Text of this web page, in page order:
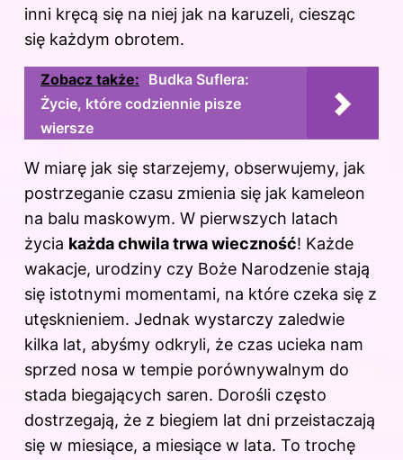
inni kręcą się na niej jak na karuzeli, ciesząc
się każdym obrotem.
Zobacz także: Budka Suflera:
Życie, które codziennie pisze
wiersze
W miarę jak się starzejemy, obserwujemy, jak
postrzeganie czasu zmienia się jak kameleon
na balu maskowym. W pierwszych latach
życia każda chwila trwa wieczność! Każde
wakacje, urodziny czy Boże Narodzenie stają
się istotnymi momentami, na które czeka się z
utęsknieniem. Jednak wystarczy zaledwie
kilka lat, abyśmy odkryli, że czas ucieka nam
sprzed nosa w tempie porównywalnym do
stada biegających saren. Dorośli często
dostrzegają, że z biegiem lat dni przeistaczają
się w miesiące, a miesiące w lata. To trochę